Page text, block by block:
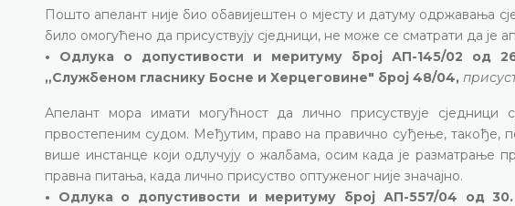
Пошто апелант није био обавијештен о мјесту и датуму одржавања
било омогућено да присуствују сједници, не може се сматрати да је
• Одлука о допустивости и меритуму број АП-145/02 од
„Службеном гласнику Босне и Херцеговине" број 48/04,
Апелант мора имати могућност да лично присуствује
првостепеним судом. Међутим, право на правично суђење, такође,
више инстанце који одлучују о жалбама, осим када је разматрање
правна питања, када лично присуство оптуженог није значајно.
• Одлука о допустивости и меритуму број АП-557/04 од